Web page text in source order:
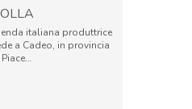
italiana produttrice
a Cadeo, in provincia